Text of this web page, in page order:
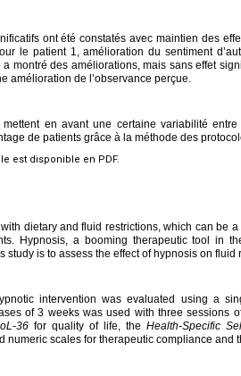
ont été constatés avec maintien des
le patient 1, amélioration du sentiment
a montré des améliorations, mais sans effet
amélioration de l’observance perçue.
en avant une certaine variabilité
de patients grâce à la méthode des
est disponible en PDF.
dietary and fluid restrictions, which can be
Hypnosis, a booming therapeutic tool in
study is to assess the effect of hypnosis on fluid
intervention was evaluated using a
of 3 weeks was used with three sessions
36 for quality of life, the Health-Specific
numeric scales for therapeutic compliance and